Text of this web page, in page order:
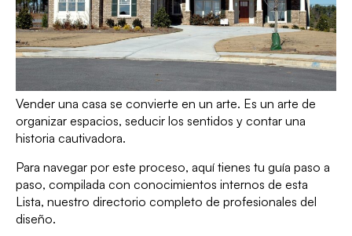
Vender una casa se convierte en un arte. Es un arte de
organizar espacios, seducir los sentidos y contar una
historia cautivadora.
Para navegar por este proceso, aquí tienes tu guía paso a
paso, compilada con conocimientos internos de esta
Lista, nuestro directorio completo de profesionales del
diseño.